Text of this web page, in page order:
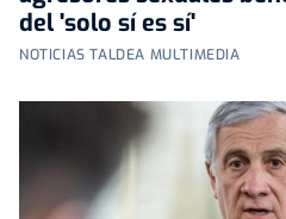
del 'solo sí es sí'
NOTICIAS TALDEA MULTIMEDIA